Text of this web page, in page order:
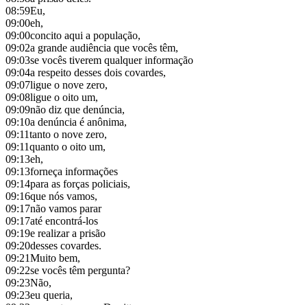
08:59Eu,
09:00eh,
09:00concito aqui a população,
09:02a grande audiência que vocês têm,
09:03se vocês tiverem qualquer informação
09:04a respeito desses dois covardes,
09:07ligue o nove zero,
09:08ligue o oito um,
09:09não diz que denúncia,
09:10a denúncia é anônima,
09:11tanto o nove zero,
09:11quanto o oito um,
09:13eh,
09:13forneça informações
09:14para as forças policiais,
09:16que nós vamos,
09:17não vamos parar
09:17até encontrá-los
09:19e realizar a prisão
09:20desses covardes.
09:21Muito bem,
09:22se vocês têm pergunta?
09:23Não,
09:23eu queria,